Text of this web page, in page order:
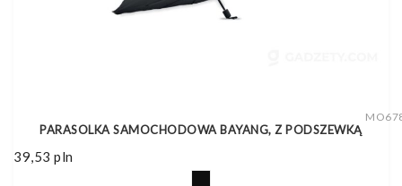
PARASOLKA SAMOCHODOWA BAYANG, Z PODSZEWKĄ
39,53 pln